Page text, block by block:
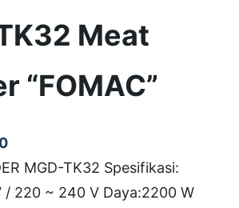
Meat
“FOMAC”
MGD-TK32 Spesifikasi:
/ 220 ~ 240 V Daya:2200 W